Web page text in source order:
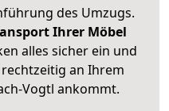
des Umzugs.
Ihrer Möbel
alles sicher ein und
an Ihrem
Vogtl ankommt.